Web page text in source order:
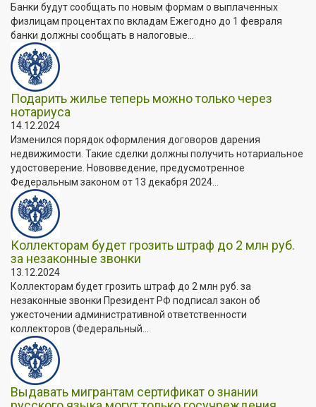
Банки будут сообщать по новым формам о выплаченных
физлицам процентах по вкладам Ежегодно до 1 февраля
банки должны сообщать в налоговые...
Подарить жилье теперь можно только через
нотариуса
14.12.2024
Изменился порядок оформления договоров дарения
недвижимости. Такие сделки должны получить нотариальное
удостоверение. Нововведение, предусмотренное
Федеральным законом от 13 декабря 2024...
Коллекторам будет грозить штраф до 2 млн руб.
за незаконные звонки
13.12.2024
Коллекторам будет грозить штраф до 2 млн руб. за
незаконные звонки Президент РФ подписал закон об
ужесточении административной ответственности
коллекторов (Федеральный...
Выдавать мигрантам сертификат о знании